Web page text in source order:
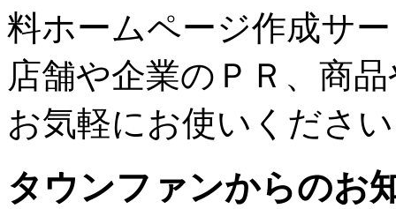
料ホームページ作成サ
店舗や企業のＰＲ、商
お気軽にお使いくださ
タウンファンからのお